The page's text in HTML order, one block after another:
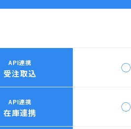
API連携
受注取込 ◯
API連携
在庫連携 ◯